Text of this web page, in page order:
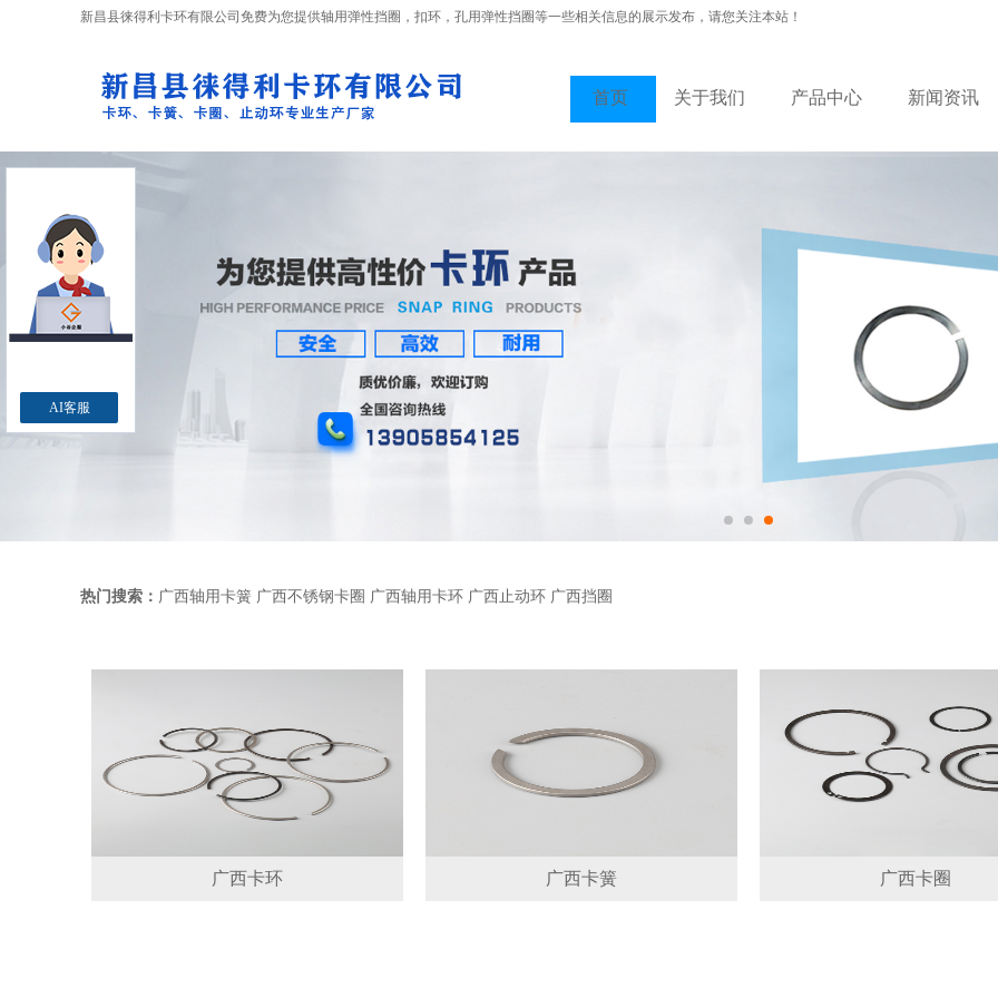
新昌县徕得利卡环有限公司免费为您提供轴用弹性挡圈 ，扣环，孔用弹性挡圈等一些相关信息的展示发布，请您关注本站！
首页 关于我们 产品中心 新闻资讯
热门搜索： 广西轴用卡簧 广西不锈钢卡圈 广西轴用卡环 广西止动环 广西挡圈
广西卡环 广西卡簧 广西卡圈
AI客服